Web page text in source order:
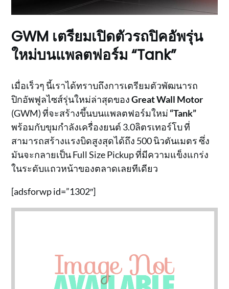
GWM เตรียมเปิดตัวรถปิคอัพรุ่น
ใหม่บนแพลตฟอร์ม “Tank”
เมื่อเร็วๆ นี้เราได้ทราบถึงการเตรียมตัวพัฒนารถ
ปิกอัพฟูลไซส์รุ่นใหม่ล่าสุดของGreat Wall Motor
(GWM) ที่จะสร้างขึ้นบนแพลตฟอร์มใหม่ “Tank”
พร้อมกับขุมกำลังเครื่องยนต์ 3.0ลิตรเทอร์โบ ที่
สามารถสร้างแรงบิดสูงสุดได้ถึง 500 นิวตันเมตร ซึ่ง
มันจะกลายเป็น Full Size Pickup ที่มีความแข็งแกร่ง
ในระดับแถวหน้าของตลาดเลยทีเดียว
[adsforwp id=”1302″]